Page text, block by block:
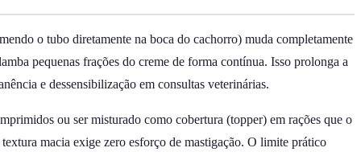
o tubo diretamente na boca do cachorro) muda completamente
pequenas frações do creme de forma contínua. Isso prolonga a
e dessensibilização em consultas veterinárias.
ou ser misturado como cobertura (topper) em rações que o
macia exige zero esforço de mastigação. O limite prático